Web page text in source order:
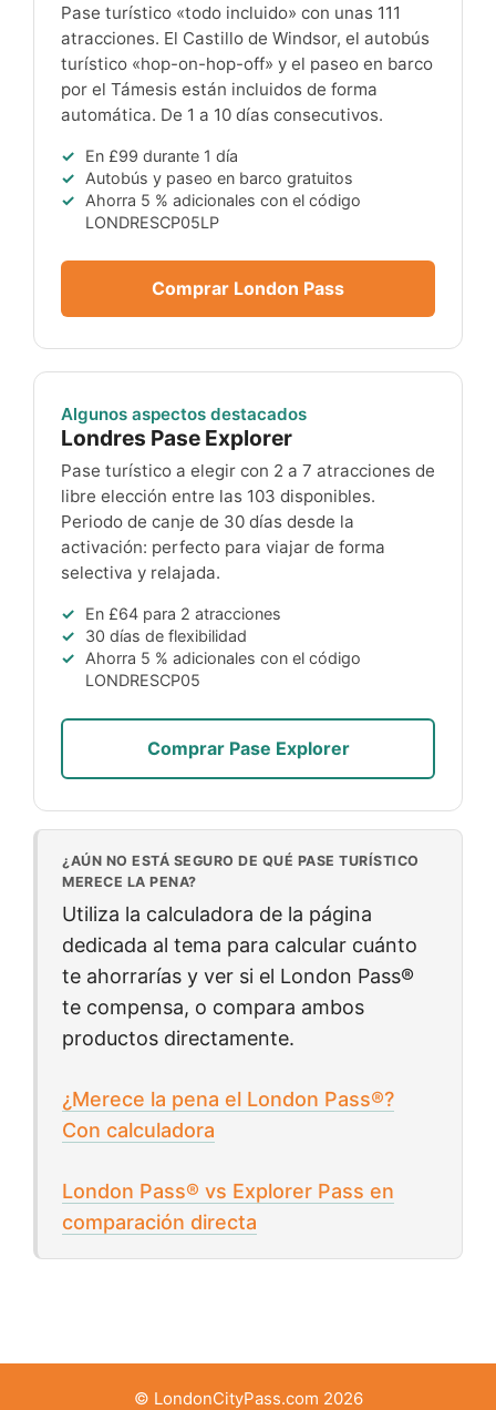
Pase turístico «todo incluido» con unas 111
atracciones. El Castillo de Windsor, el autobús
turístico «hop-on-hop-off» y el paseo en barco
por el Támesis están incluidos de forma
automática. De 1 a 10 días consecutivos.
En £99 durante 1 día
Autobús y paseo en barco gratuitos
Ahorra 5 % adicionales con el código
LONDRESCP05LP
Comprar London Pass
Algunos aspectos destacados
Londres Pase Explorer
Pase turístico a elegir con 2 a 7 atracciones de
libre elección entre las 103 disponibles.
Periodo de canje de 30 días desde la
activación: perfecto para viajar de forma
selectiva y relajada.
En £64 para 2 atracciones
30 días de flexibilidad
Ahorra 5 % adicionales con el código
LONDRESCP05
Comprar Pase Explorer
¿AÚN NO ESTÁ SEGURO DE QUÉ PASE TURÍSTICO
MERECE LA PENA?
Utiliza la calculadora de la página
dedicada al tema para calcular cuánto
te ahorrarías y ver si el London Pass®
te compensa, o compara ambos
productos directamente.
¿Merece la pena el London Pass®?
Con calculadora
London Pass® vs Explorer Pass en
comparación directa
© LondonCityPass.com 2026